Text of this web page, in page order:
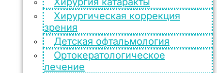
Хирургическая коррекция
зрения
Детская офтальмология
Ортокератологическое
лечение